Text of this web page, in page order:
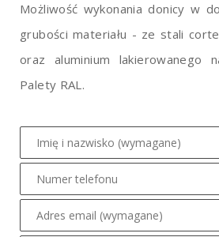
Możliwość wykonania donicy w
grubości materiału - ze stali
oraz aluminium lakierowanego
Palety RAL.